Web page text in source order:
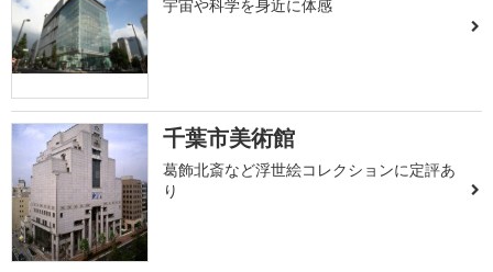
宇宙や科学を身近に体感
千葉市美術館
葛飾北斎など浮世絵コレクションに定評あ
り